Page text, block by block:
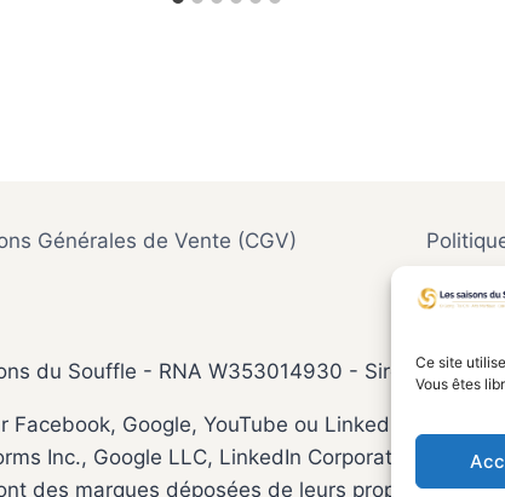
Ce site
Vous êtes
Générales de Vente (CGV)
du Souffle - RNA W353014930 - Siret : 853
Google, YouTube ou LinkedIn. Les
Inc., Google LLC, LinkedIn Corporation ou
des marques déposées de leurs propriétaires